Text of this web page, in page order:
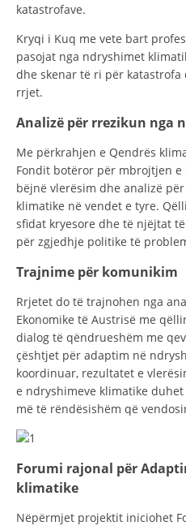
HULUMTIMI I
BASHKËPUNIM
SHËRBIMI
VEPRIMTARI
NDIHMA
DHURIMI I
MENAXHIM ME
KUSH
katastrofave.
Kryqi i Kuq me vete bart
pasojat nga ndryshimet
dhe skenar të ri për
rrjet.
Analizë për rrezikun nga
Me përkrahjen e Qendrës
Fondit botëror për mbrojtjen e
bëjnë vlerësim dhe analizë
klimatike në vendet e tyre.
sfidat kryesore dhe të njëjtat
për zgjedhje politike të
Trajnime për komunikim
Rrjetet do të trajnohen nga
Ekonomike të Austrisë me
dialog të qëndrueshëm me
çështjet për adaptim në
koordinuar, rezultatet e
e ndryshimeve klimatike
më të rëndësishëm që
Forumi rajonal për
klimatike
Nëpërmjet projektit iniciohet